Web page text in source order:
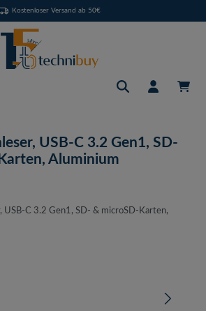
Kostenloser Versand ab 50€
USB-C 3.2 Gen1, SD-
Aluminium